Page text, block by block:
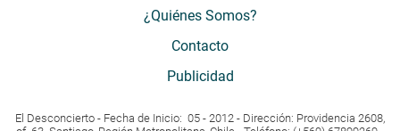
¿Quiénes Somos?
Contacto
Publicidad
El Desconcierto - Fecha de Inicio: 05 - 2012 - Dirección: Providencia 2608,